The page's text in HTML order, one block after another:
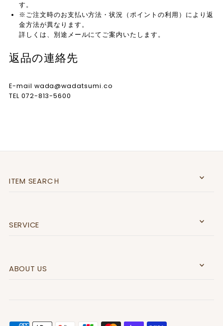
す。
※ご注文時のお支払い方法・状況（ポイントの利用）により返
金方法が異なります。
詳しくは、別途メールにてご案内いたします。
返品の連絡先
E-mail wada@wadatsumi.co
TEL 072-813-5600
ITEM SEARCＨ
SERVICE
ABOUT US